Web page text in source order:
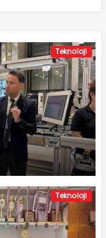
Teknoloji
Teknoloji